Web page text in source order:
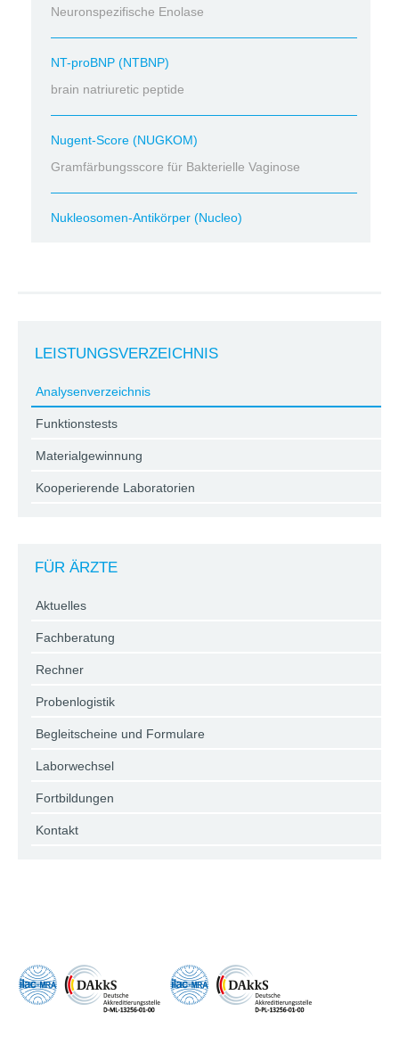
Neuronspezifische Enolase
NT-proBNP (NTBNP)
brain natriuretic peptide
Nugent-Score (NUGKOM)
Gramfärbungsscore für Bakterielle Vaginose
Nukleosomen-Antikörper (Nucleo)
LEISTUNGSVERZEICHNIS
Analysenverzeichnis
Funktionstests
Materialgewinnung
Kooperierende Laboratorien
FÜR ÄRZTE
Aktuelles
Fachberatung
Rechner
Probenlogistik
Begleitscheine und Formulare
Laborwechsel
Fortbildungen
Kontakt